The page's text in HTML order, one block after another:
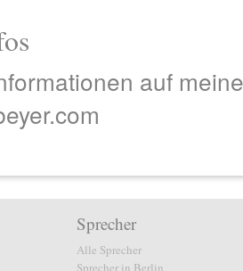
auf
Sprecher
Alle Sprecher
Sprecher in Berlin